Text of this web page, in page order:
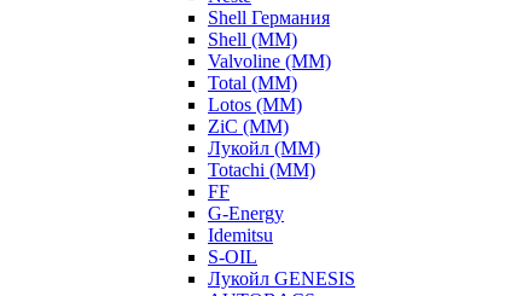
Shell Германия
Shell (ММ)
Valvoline (ММ)
Total (ММ)
Lotos (ММ)
ZiC (ММ)
Лукойл (ММ)
Totachi (MM)
FF
G-Energy
Idemitsu
S-OIL
Лукойл GENESIS